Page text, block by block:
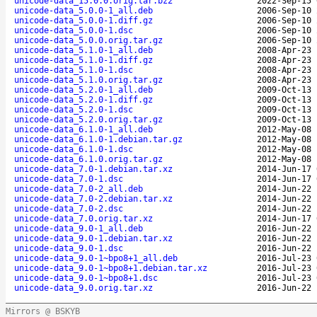
unicode-data_5.0.0-1_all.deb
2006-Sep-10
unicode-data_5.0.0-1.diff.gz
2006-Sep-10
unicode-data_5.0.0-1.dsc
2006-Sep-10
unicode-data_5.0.0.orig.tar.gz
2006-Sep-10
unicode-data_5.1.0-1_all.deb
2008-Apr-23
unicode-data_5.1.0-1.diff.gz
2008-Apr-23
unicode-data_5.1.0-1.dsc
2008-Apr-23
unicode-data_5.1.0.orig.tar.gz
2008-Apr-23
unicode-data_5.2.0-1_all.deb
2009-Oct-13
unicode-data_5.2.0-1.diff.gz
2009-Oct-13
unicode-data_5.2.0-1.dsc
2009-Oct-13
unicode-data_5.2.0.orig.tar.gz
2009-Oct-13
unicode-data_6.1.0-1_all.deb
2012-May-
unicode-data_6.1.0-1.debian.tar.gz
2012-May-
unicode-data_6.1.0-1.dsc
2012-May-
unicode-data_6.1.0.orig.tar.gz
2012-May-
unicode-data_7.0-1.debian.tar.xz
2014-Jun-17
unicode-data_7.0-1.dsc
2014-Jun-17
unicode-data_7.0-2_all.deb
2014-Jun-22
unicode-data_7.0-2.debian.tar.xz
2014-Jun-22
unicode-data_7.0-2.dsc
2014-Jun-22
unicode-data_7.0.orig.tar.xz
2014-Jun-17
unicode-data_9.0-1_all.deb
2016-Jun-22
unicode-data_9.0-1.debian.tar.xz
2016-Jun-22
unicode-data_9.0-1.dsc
2016-Jun-22
unicode-data_9.0-1~bpo8+1_all.deb
2016-Jul-23
unicode-data_9.0-1~bpo8+1.debian.tar.xz
2016-Jul-23
unicode-data_9.0-1~bpo8+1.dsc
2016-Jul-23
unicode-data_9.0.orig.tar.xz
2016-Jun-22
Mirrors @ BSKYB